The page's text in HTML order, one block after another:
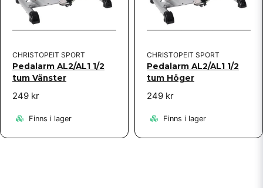
CHRISTOPEIT SPORT
Pedalarm AL2/AL1 1/2
tum Vänster
249 kr
Finns i lager
CHRISTOPEIT SPORT
Pedalarm AL2/AL1 1/2
tum Höger
249 kr
Finns i lager